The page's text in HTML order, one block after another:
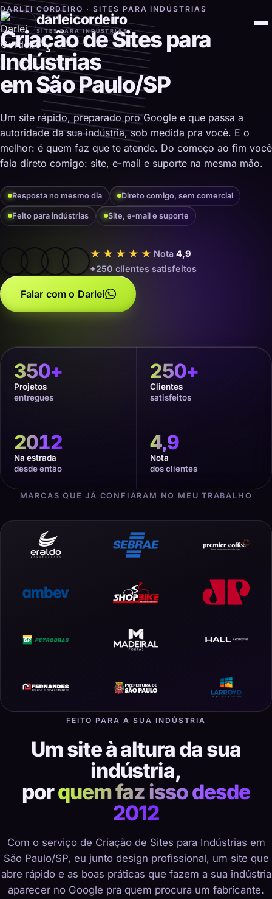
darleicordeiro
SITES PARA INDÚSTRIAS
DARLEI CORDEIRO · SITES PARA INDÚSTRIAS
Criação de Sites para
Indústrias
em São Paulo/SP
Um site rápido, preparado pro Google e que passa a
autoridade da sua indústria, sob medida pra você. E o
melhor: é quem faz que te atende. Do começo ao fim você
fala direto comigo: site, e-mail e suporte na mesma mão.
Resposta no mesmo dia Direto comigo, sem comercial
Feito para indústrias Site, e-mail e suporte
★★★★★ Nota 4,9
+250 clientes satisfeitos
Falar com o Darlei
350+
Projetos
entregues
250+
Clientes
satisfeitos
2012
Na estrada
desde então
4,9
Nota
dos clientes
MARCAS QUE JÁ CONFIARAM NO MEU TRABALHO
FEITO PARA A SUA INDÚSTRIA
Um site à altura da sua
indústria,
porquem faz isso desde
2012
Com o serviço de Criação de Sites para Indústrias em
São Paulo/SP, eu junto design profissional, um site que
abre rápido e as boas práticas que fazem a sua indústria
aparecer no Google pra quem procura um fabricante.